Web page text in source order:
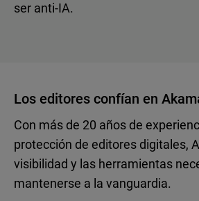
ser anti-IA.
Los editores confían en
Con más de 20 años de
protección de editores digitales,
visibilidad y las herramientas
mantenerse a la vanguardia.